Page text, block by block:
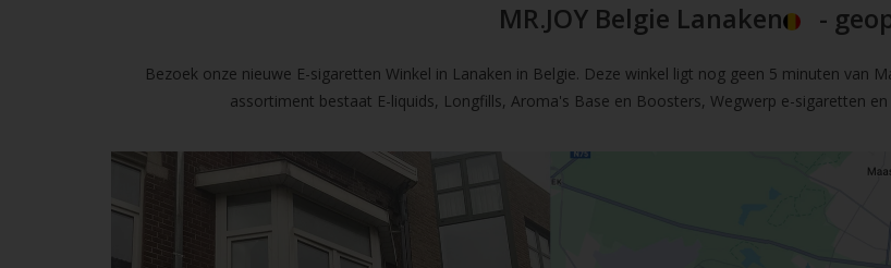
MR.JOY Belgie Lanaken -
Bezoek onze nieuwe E-sigaretten Winkel in Lanaken in Belgie. Deze winkel ligt nog geen 5 minuten van
assortiment bestaat E-liquids, Longfills, Aroma's Base en Boosters, Wegwerp e-sigaretten